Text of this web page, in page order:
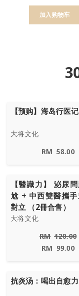
加入购物车
【预购】海岛行医记
大将文化
RM 58.00
【醫識力】 泌尿
尬 + 中西雙醫攜
對立 （2冊合售）
大将文化
RM 120.00
RM 99.00
抗炎汤：喝出自愈力